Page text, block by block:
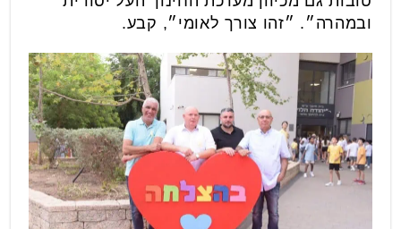
ובמהרה״. ״זהו צורך לאומי״, קבע.